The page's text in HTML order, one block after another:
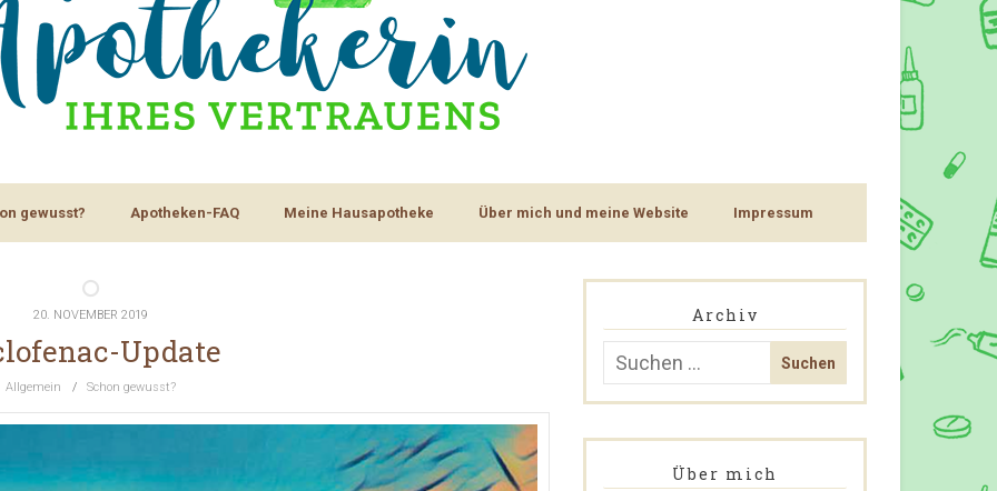
gewusst? Apotheken-FAQ Meine Hausapotheke Über mich und meine Website Impressum
20. NOVEMBER 2019
Update
Allgemein / Schon gewusst?
Archiv
Über mich